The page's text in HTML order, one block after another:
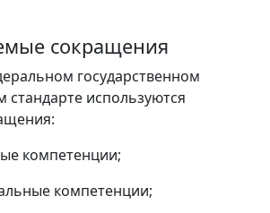
сокращения
государственном
стандарте используются
компетенции;
компетенции;